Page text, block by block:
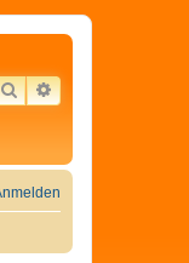
SUCHEERWEITERTE